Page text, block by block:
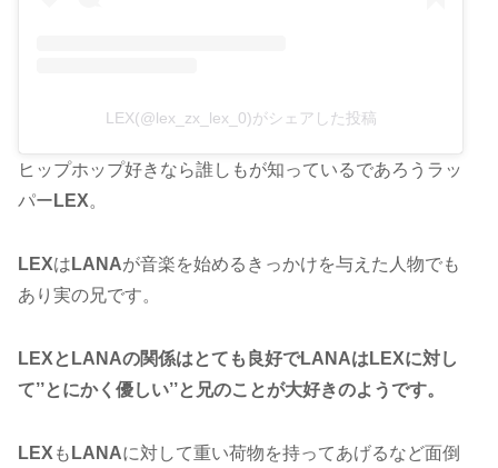
LEX(@lex_zx_lex_0)がシェアした投稿
ヒップホップ好きなら誰しもが知っているであろうラッ
パー LEX。
LEXは LANAが音楽を始めるきっかけを与えた人物でも
あり実の兄です。
LEXとLANAの関係はとても良好でLANAはLEXに対し
て’’とにかく優しい’’と兄のことが大好きのようです。
LEX も LANAに対して重い荷物を持ってあげるなど面倒